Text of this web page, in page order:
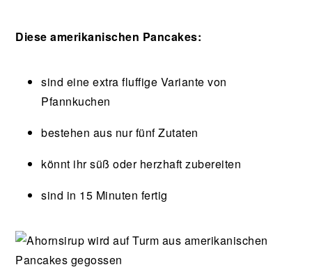
Diese amerikanischen Pancakes:
sind eine extra fluffige Variante von
Pfannkuchen
bestehen aus nur fünf Zutaten
könnt ihr süß oder herzhaft zubereiten
sind in 15 Minuten fertig